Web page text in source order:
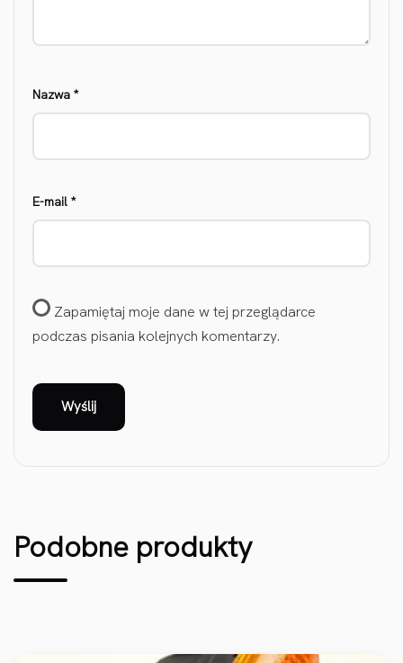
Nazwa *
E-mail *
Zapamiętaj moje dane w tej przeglądarce
podczas pisania kolejnych komentarzy.
Podobne produkty